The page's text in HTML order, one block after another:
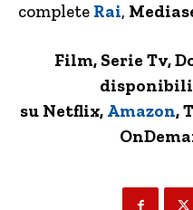
complete Rai,
Film, Serie Tv,
su Netflix, Amazon,